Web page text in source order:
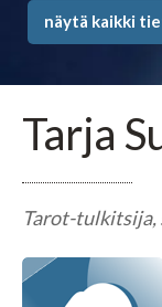
Meediot ja
Kaukoparantajat
Numerologit
Tajunnanvirta -
Tajunnanvirta
näytä kaikki
Tarja
Tarot-tulkitsija,